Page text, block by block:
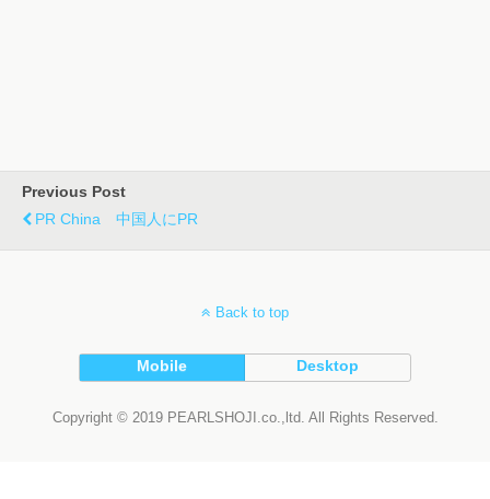
Previous Post
PR China 中国人にPR
Back to top
Mobile Desktop
Copyright © 2019 PEARLSHOJI.co.,ltd. All Rights Reserved.